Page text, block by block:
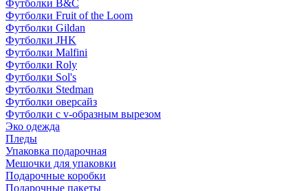
Футболки B&C
Футболки Fruit of the Loom
Футболки Gildan
Футболки JHK
Футболки Malfini
Футболки Roly
Футболки Sol's
Футболки Stedman
Футболки оверсайз
Футболки с v-образным вырезом
Эко одежда
Пледы
Упаковка подарочная
Мешочки для упаковки
Подарочные коробки
Подарочные пакеты